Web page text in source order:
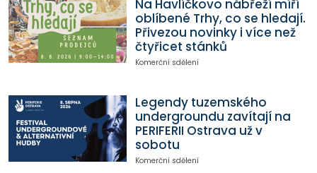
Na Havlíčkovo nábřeží míří
oblíbené Trhy, co se hledají.
Přivezou novinky i více než
čtyřicet stánků
Komerční sdělení
Legendy tuzemského
undergroundu zavítají na
PERIFERII Ostrava už v
sobotu
Komerční sdělení